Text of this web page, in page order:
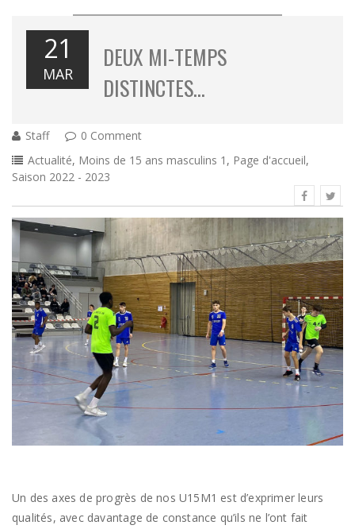
21
MAR
DEUX MI-TEMPS
DISTINCTES…
Staff
0 Comment
Actualité, Moins de 15 ans masculins 1 , Page d'accueil,
Saison 2022 - 2023
Un des axes de progrès de nos U15M1 est d’exprimer leurs
qualités, avec davantage de constance qu’ils ne l’ont fait